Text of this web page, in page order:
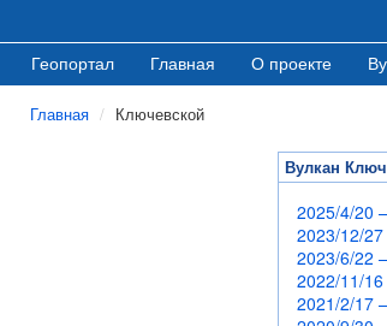
Геопортал Главная О проекте
Главная Ключевской
Вулкан
2025/4/20
2023/12/
2023/6/22
2022/11/
2021/2/17